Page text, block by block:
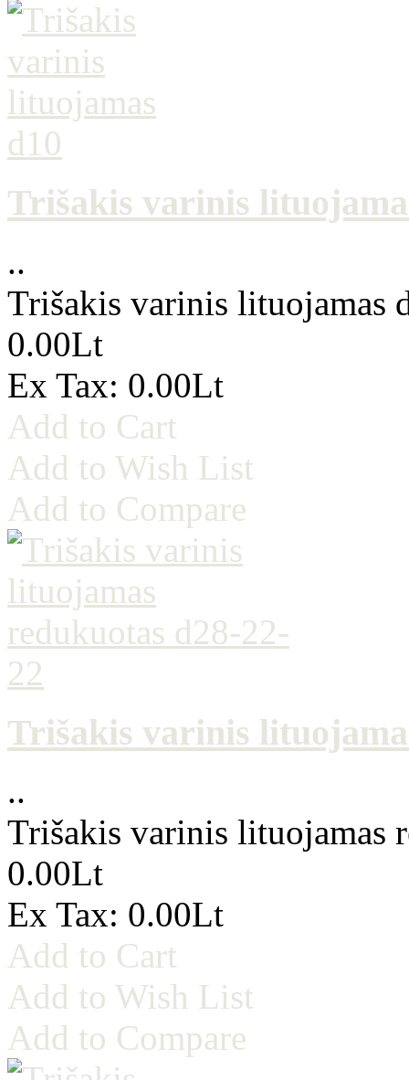
Trišakis varinis
..
Trišakis varinis lituojamas
0.00Lt
Ex Tax: 0.00Lt
Add to Cart
Add to Wish List
Add to Compare
Trišakis varinis
..
Trišakis varinis lituojamas
0.00Lt
Ex Tax: 0.00Lt
Add to Cart
Add to Wish List
Add to Compare